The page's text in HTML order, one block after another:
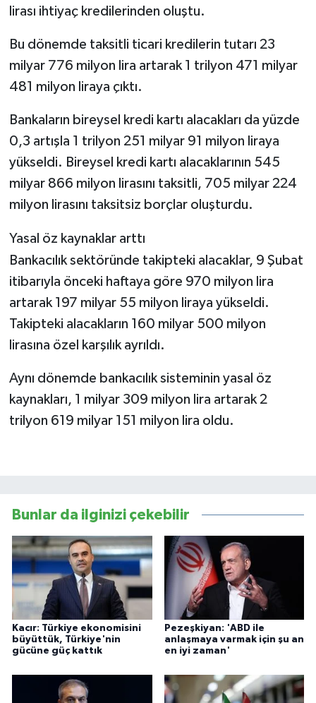
lirası ihtiyaç kredilerinden oluştu.
Bu dönemde taksitli ticari kredilerin tutarı 23
milyar 776 milyon lira artarak 1 trilyon 471 milyar
481 milyon liraya çıktı.
Bankaların bireysel kredi kartı alacakları da yüzde
0,3 artışla 1 trilyon 251 milyar 91 milyon liraya
yükseldi. Bireysel kredi kartı alacaklarının 545
milyar 866 milyon lirasını taksitli, 705 milyar 224
milyon lirasını taksitsiz borçlar oluşturdu.
Yasal öz kaynaklar arttı
Bankacılık sektöründe takipteki alacaklar, 9 Şubat
itibarıyla önceki haftaya göre 970 milyon lira
artarak 197 milyar 55 milyon liraya yükseldi.
Takipteki alacakların 160 milyar 500 milyon
lirasına özel karşılık ayrıldı.
Aynı dönemde bankacılık sisteminin yasal öz
kaynakları, 1 milyar 309 milyon lira artarak 2
trilyon 619 milyar 151 milyon lira oldu.
Bunlar da ilginizi çekebilir
Kacır: Türkiye ekonomisini
büyüttük, Türkiye'nin
gücüne güç kattık
Pezeşkiyan: 'ABD ile
anlaşmaya varmak için şu an
en iyi zaman'